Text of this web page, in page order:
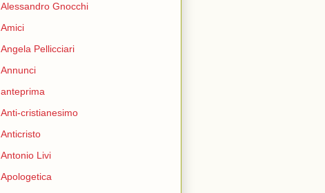
Alessandro Gnocchi
Amici
Angela Pellicciari
Annunci
anteprima
Anti-cristianesimo
Anticristo
Antonio Livi
Apologetica